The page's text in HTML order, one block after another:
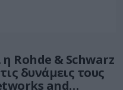
η Rohde & Schwarz
δυνάμεις τους
and